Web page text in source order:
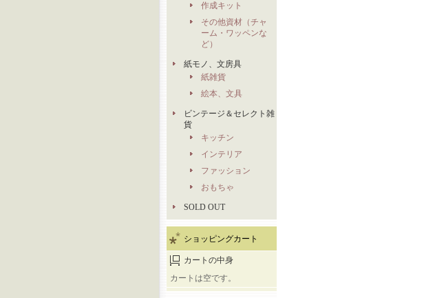
作成キット
その他資材（チャ
ーム・ワッペンな
ど）
紙モノ、文房具
紙雑貨
絵本、文具
ビンテージ＆セレクト雑
貨
キッチン
インテリア
ファッション
おもちゃ
SOLD OUT
ショッピングカート
カートの中身
カートは空です。